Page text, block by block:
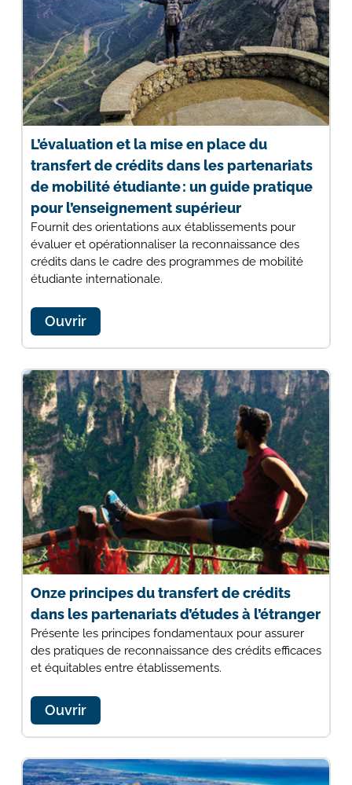
L’évaluation et la mise en place du
transfert de crédits dans les partenariats
de mobilité étudiante : un guide pratique
pour l’enseignement supérieur
Fournit des orientations aux établissements pour
évaluer et opérationnaliser la reconnaissance des
crédits dans le cadre des programmes de mobilité
étudiante internationale.
Ouvrir
Onze principes du transfert de crédits
dans les partenariats d’études à l’étranger
Présente les principes fondamentaux pour assurer
des pratiques de reconnaissance des crédits efficaces
et équitables entre établissements.
Ouvrir